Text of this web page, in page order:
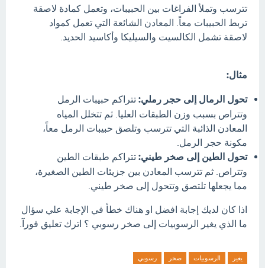
تترسب وتملأ الفراغات بين الحبيبات، وتعمل كمادة لاصقة
تربط الحبيبات معاً. المعادن الشائعة التي تعمل كمواد
لاصقة تشمل الكالسيت والسيليكا وأكاسيد الحديد.
مثال:
تحول الرمال إلى حجر رملي: تتراكم حبيبات الرمل
وتتراص بسبب وزن الطبقات العليا. ثم تتخلل المياه
المعادن الذائبة التي تترسب وتلصق حبيبات الرمل معاً،
مكونة حجر الرمل.
تحول الطين إلى صخر طيني: تتراكم طبقات الطين
وتتراص. ثم تترسب المعادن بين جزيئات الطين الصغيرة،
مما يجعلها تلتصق وتتحول إلى صخر طيني.
اذا كان لديك إجابة افضل او هناك خطأ في الإجابة علي سؤال
ما الذي يغير الرسوبيات إلى صخر رسوبي ؟ اترك تعليق فورآ.
يغير الرسوبيات صخر رسوبي